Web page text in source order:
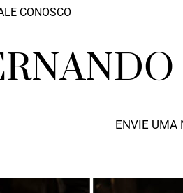
CONOSCO
ENVIE UMA